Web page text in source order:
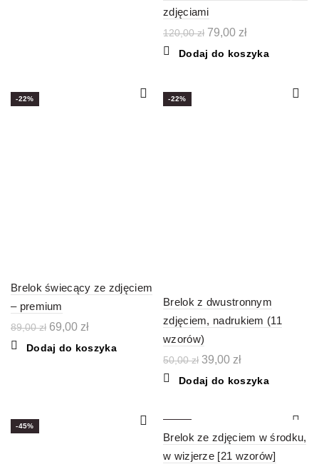
zdjęciami
120,00zł Pierwotna
wynosiła:
79,00 złAktualna
wynosi:
Dodaj do koszyka
-22%
Brelok świecący ze zdjęciem
– premium
89,00zł Pierwotna
wynosiła:
69,00 złAktualna
wynosi:
Dodaj do koszyka
-22%
Brelok z dwustronnym
zdjęciem, nadrukiem (11
wzorów)
50,00zł Pierwotna
wynosiła:
39,00 złAktualna
wynosi:
Dodaj do koszyka
-45%
Brelok ze zdjęciem w środku,
w wizjerze [21 wzorów]